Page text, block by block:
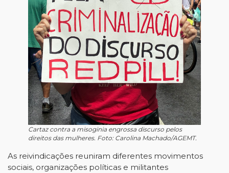
Cartaz contra a misoginia engrossa discurso pelos
direitos das mulheres. Foto: Carolina Machado/AGEMT.
As reivindicações reuniram diferentes movimentos
sociais, organizações políticas e militantes